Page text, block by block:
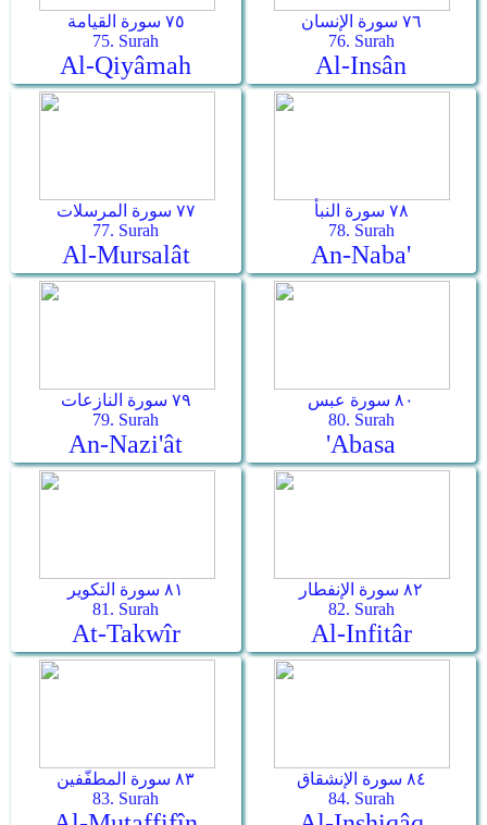
٧٥ سورة القيامة
75. Surah
Al-Qiyâmah
٧٦ سورة الإنسان
76. Surah
Al-Insân
٧٧ سورة المرسلات
77. Surah
Al-Mursalât
٧٨ سورة النبأ
78. Surah
An-Naba'
٧٩ سورة النازعات
79. Surah
An-Nazi'ât
٨٠ سورة عبس
80. Surah
'Abasa
٨١ سورة التكوير
81. Surah
At-Takwîr
٨٢ سورة الإنفطار
82. Surah
Al-Infitâr
٨٣ سورة المطفّفين
83. Surah
٨٤ سورة الإنشقاق
84. Surah